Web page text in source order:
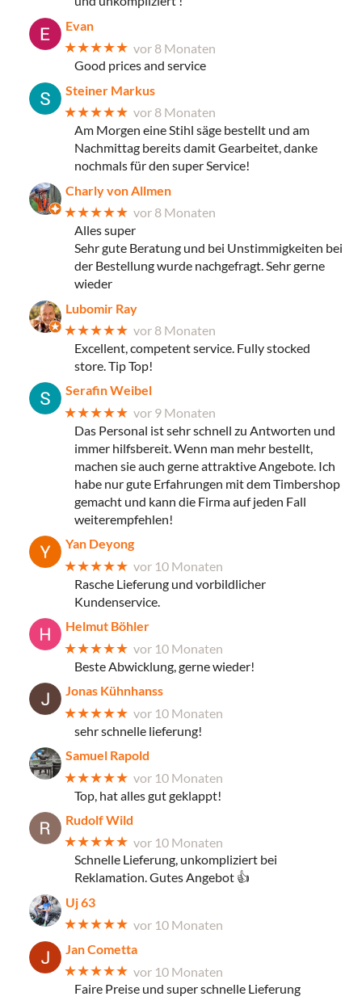
Evan
★★★★★ vor 8 Monaten
Good prices and service
Steiner Markus
★★★★★ vor 8 Monaten
Am Morgen eine Stihl säge bestellt und am
Nachmittag bereits damit Gearbeitet, danke
nochmals für den super Service!
Charly von Allmen
★★★★★ vor 8 Monaten
Alles super
Sehr gute Beratung und bei Unstimmigkeiten bei
der Bestellung wurde nachgefragt. Sehr gerne
wieder
Lubomir Ray
★★★★★ vor 8 Monaten
Excellent, competent service. Fully stocked
store. Tip Top!
Serafin Weibel
★★★★★ vor 9 Monaten
Das Personal ist sehr schnell zu Antworten und
immer hilfsbereit. Wenn man mehr bestellt,
machen sie auch gerne attraktive Angebote. Ich
habe nur gute Erfahrungen mit dem Timbershop
gemacht und kann die Firma auf jeden Fall
weiterempfehlen!
Yan Deyong
★★★★★ vor 10 Monaten
Rasche Lieferung und vorbildlicher
Kundenservice.
Helmut Böhler
★★★★★ vor 10 Monaten
Beste Abwicklung, gerne wieder!
Jonas Kühnhanss
★★★★★ vor 10 Monaten
sehr schnelle lieferung!
Samuel Rapold
★★★★★ vor 10 Monaten
Top, hat alles gut geklappt!
Rudolf Wild
★★★★★ vor 10 Monaten
Schnelle Lieferung, unkompliziert bei
Reklamation. Gutes Angebot 👍
Uj 63
★★★★★ vor 10 Monaten
Jan Cometta
★★★★★ vor 10 Monaten
Faire Preise und super schnelle Lieferung